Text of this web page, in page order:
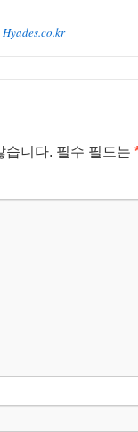
습니다. 필수 필드는